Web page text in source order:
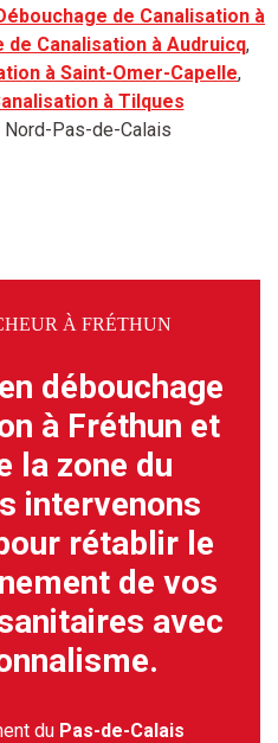
de Canalisation à
de Canalisation à Audruicq,
à Saint-Omer-Capelle,
à Tilques
Pas-de-Calais
À FRÉTHUN
débouchage
à Fréthun et
la zone du
intervenons
rétablir le
de vos
avec
du Pas-de-Calais